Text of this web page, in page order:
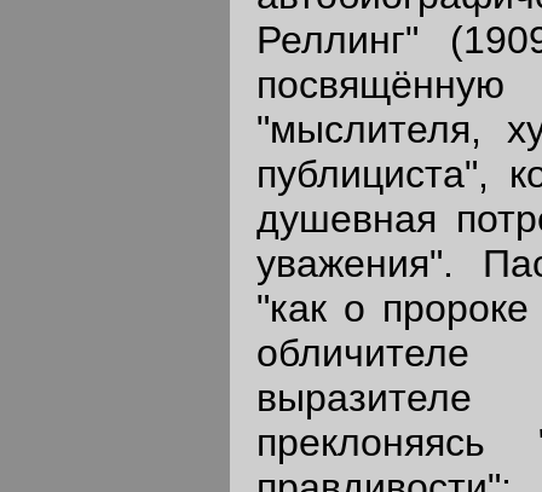
Реллинг"
"мыслителя,
публициста",
душевная
уважения".
"как о
выразителе